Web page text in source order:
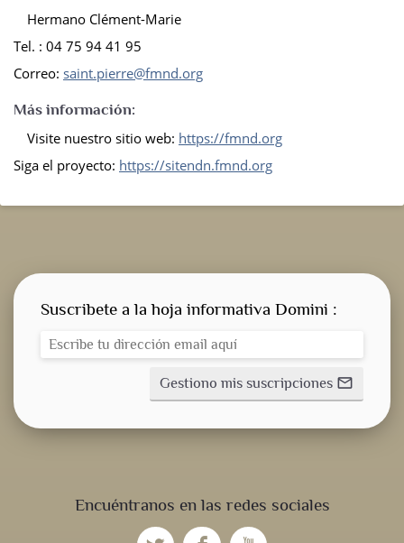
Hermano Clément-Marie
Tel. : 04 75 94 41 95
Correo: saint.pierre@fmnd.org
Más información:
Visite nuestro sitio web: https://fmnd.org
Siga el proyecto: https://sitendn.fmnd.org
Encuéntranos en las redes sociales
Suscribete a la hoja informativa Domini :
Gestiono mis suscripciones mail_outline